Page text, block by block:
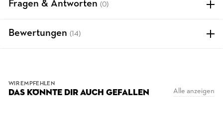
Fragen & Antworten (0)
Bewertungen (14)
WIR EMPFEHLEN
DAS KÖNNTE DIR AUCH GEFALLEN Alle anzeigen